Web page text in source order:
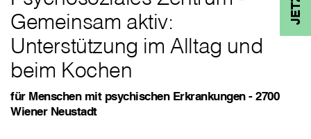
Gemeinsam aktiv:
Unterstützung im Alltag und
beim Kochen
für Menschen mit psychischen Erkrankungen - 2700
Wiener Neustadt